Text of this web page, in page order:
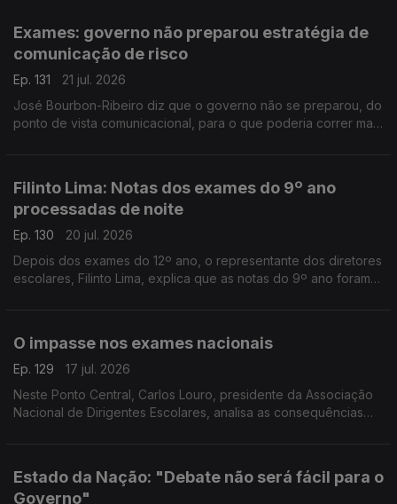
Exames: governo não preparou estratégia de
comunicação de risco
Ep. 131
21 jul. 2026
José Bourbon-Ribeiro diz que o governo não se preparou, do
ponto de vista comunicacional, para o que poderia correr mal
Filinto Lima: Notas dos exames do 9º ano
processadas de noite
Ep. 130
20 jul. 2026
Depois dos exames do 12º ano, o representante dos diretores
escolares, Filinto Lima, explica que as notas do 9º ano foram
O impasse nos exames nacionais
Ep. 129
17 jul. 2026
Neste Ponto Central, Carlos Louro, presidente da Associação
Nacional de Dirigentes Escolares, analisa as consequências
Estado da Nação: "Debate não será fácil para o
Governo"